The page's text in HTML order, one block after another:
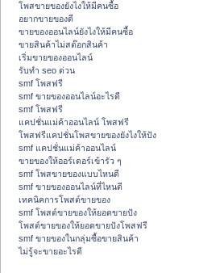
โพสขายของยังไงให้มีคนซื้อ
อยากขายของดี
ขายของออนไลน์ยังไงให้มีคนซื้อ
ขายสินค้าไม่สต๊อกสินค้า
เริ่มขายของออนไลน์
รับทำ seo ด่วน
smf โพสฟรี
smf ขายของออนไลน์อะไรดี
smf โพสฟรี
แคปชั่นแม่ค้าออนไลน์ โพสฟรี
โพสฟรีแคปชั่นโพสขายของยังไงให้ปัง
smf แคปชั่นแม่ค้าออนไลน์
ขายของให้ออร์เดอร์เข้ารัว ๆ
smf โพสขายของแบบไหนดี
smf ขายของออนไลน์ที่ไหนดี
เทคนิคการโพสต์ขายของ
smf โพสต์ขายของให้ยอดขายปัง
โพสต์ขายของให้ยอดขายปังโพสฟรี
smf ขายของในกลุ่มซื้อขายสินค้า
ไม่รู้จะขายอะไรดี